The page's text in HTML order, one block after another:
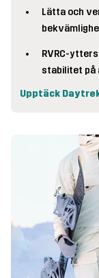
Lätta och
RVRC-
stabilitet på
Upptäck